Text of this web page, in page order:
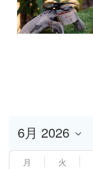
月 火